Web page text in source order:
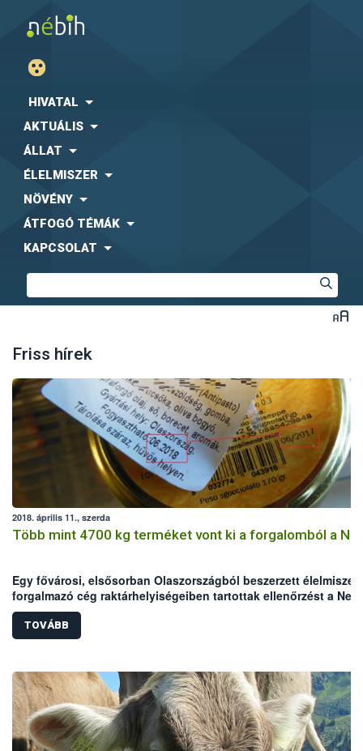
HIVATAL
AKTUÁLIS
ÁLLAT
ÉLELMISZER
NÖVÉNY
ÁTFOGÓ TÉMÁK
KAPCSOLAT
Friss hírek
2018. április 11., szerda
Több mint 4700 kg terméket vont ki a forgalomból a
Egy fővárosi, elsősorban Olaszországból beszerzett
forgalmazó cég raktárhelyiségeiben tartottak ellenőrzést a
Élelmiszerlánc-biztonsági Hivatal (Nébih) szakemberei. Az
ellenőrök a helyszínen összesen több mint 4700 kg terméket
vontak ki a forgalomból, amelyek között jelentős
hamisított élelmiszerek.
TOVÁBB